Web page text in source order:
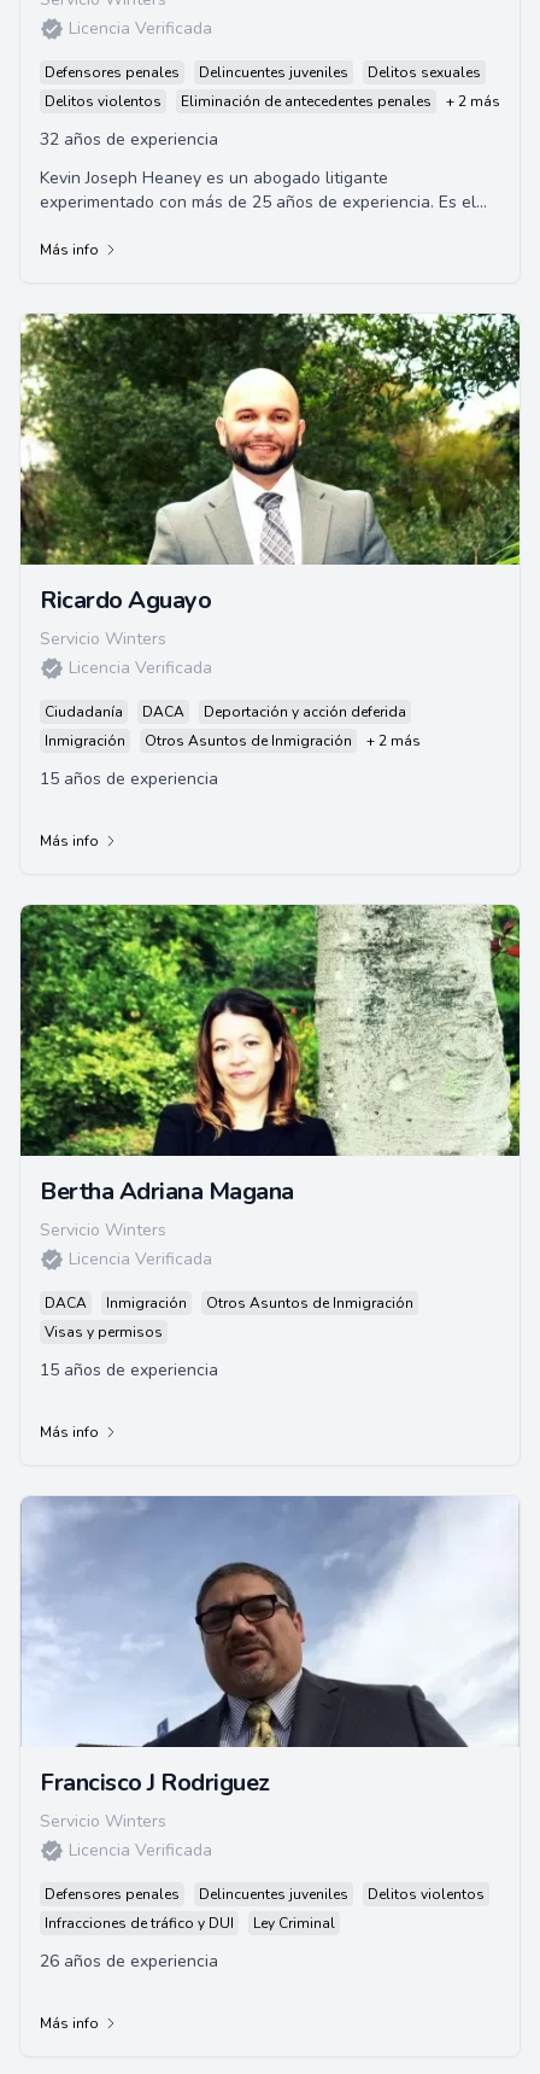
Licencia Verificada
Defensores penales Delincuentes juveniles
Delitos sexuales
Delitos violentos
Eliminación de antecedentes penales + 2 más
32 años de experiencia
Kevin Joseph Heaney es un abogado litigante
experimentado con más de 25 años de experiencia. Es el
Más info
Ricardo Aguayo
Servicio Winters
Licencia Verificada
Ciudadanía DACA
Deportación y acción deferida
Inmigración
Otros Asuntos de Inmigración + 2 más
15 años de experiencia
Más info
Bertha Adriana Magana
Servicio Winters
Licencia Verificada
DACA Inmigración
Otros Asuntos de Inmigración
Visas y permisos
15 años de experiencia
Más info
Francisco J Rodriguez
Servicio Winters
Licencia Verificada
Defensores penales Delincuentes juveniles
Delitos violentos
Infracciones de tráfico y DUI
Ley Criminal
26 años de experiencia
Más info